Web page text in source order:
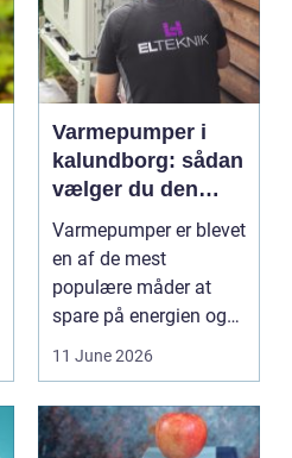
Varmepumper i
kalundborg: sådan
vælger du den
rigtige løsning
Varmepumper er blevet
en af de mest
populære måder at
spare på energien og
få et bedre indeklima
11 June 2026